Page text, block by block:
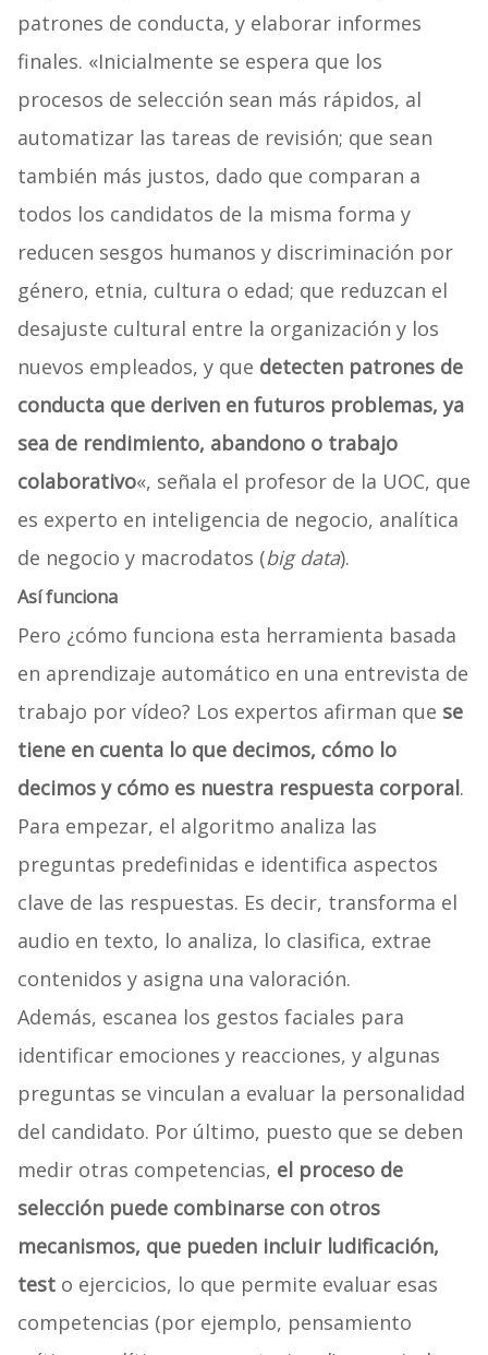
patrones de conducta, y elaborar informes
finales. «Inicialmente se espera que los
procesos de selección sean más rápidos, al
automatizar las tareas de revisión; que sean
también más justos, dado que comparan a
todos los candidatos de la misma forma y
reducen sesgos humanos y discriminación por
género, etnia, cultura o edad; que reduzcan el
desajuste cultural entre la organización y los
nuevos empleados, y que detecten patrones de
conducta que deriven en futuros problemas, ya
sea de rendimiento, abandono o trabajo
colaborativo«, señala el profesor de la UOC, que
es experto en inteligencia de negocio, analítica
de negocio y macrodatos (big data).
Así funciona
Pero ¿cómo funciona esta herramienta basada
en aprendizaje automático en una entrevista de
trabajo por vídeo? Los expertos afirman que se
tiene en cuenta lo que decimos, cómo lo
decimos y cómo es nuestra respuesta corporal.
Para empezar, el algoritmo analiza las
preguntas predefinidas e identifica aspectos
clave de las respuestas. Es decir, transforma el
audio en texto, lo analiza, lo clasifica, extrae
contenidos y asigna una valoración.
Además, escanea los gestos faciales para
identificar emociones y reacciones, y algunas
preguntas se vinculan a evaluar la personalidad
del candidato. Por último, puesto que se deben
medir otras competencias, el proceso de
selección puede combinarse con otros
mecanismos, que pueden incluir ludificación,
testo ejercicios, lo que permite evaluar esas
competencias (por ejemplo, pensamiento